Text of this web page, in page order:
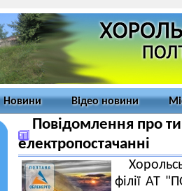
Новини Відео новини
Повідомлення про
електропостачанні
філії АТ